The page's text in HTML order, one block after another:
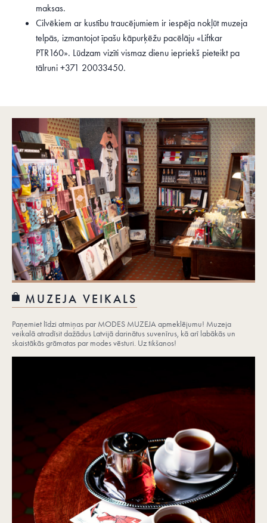
maksas.
Cilvēkiem ar kustību traucējumiem ir iespēja nokļūt muzeja
telpās, izmantojot īpašu kāpurķēžu pacēlāju «Liftkar
PTR160». Lūdzam vizīti vismaz dienu iepriekš pieteikt pa
tālruni +371 20033450.
MUZEJA VEIKALS
Paņemiet līdzi atmiņas par MODES MUZEJA apmeklējumu! Muzeja
veikalā atradīsit dažādus Latvijā darinātus suvenīrus, kā arī labākās un
skaistākās grāmatas par modes vēsturi. Uz tikšanos!